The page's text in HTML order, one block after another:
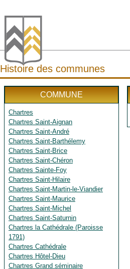
Histoire des communes
COMMUNE
Chartres
Chartres Saint-Aignan
Chartres Saint-André
Chartres Saint-Barthélemy
Chartres Saint-Brice
Chartres Saint-Chéron
Chartres Sainte-Foy
Chartres Saint-Hilaire
Chartres Saint-Martin-le-Viandier
Chartres Saint-Maurice
Chartres Saint-Michel
Chartres Saint-Saturnin
Chartres la Cathédrale (Paroisse
1791)
Chartres Cathédrale
Chartres Hôtel-Dieu
Chartres Grand séminaire